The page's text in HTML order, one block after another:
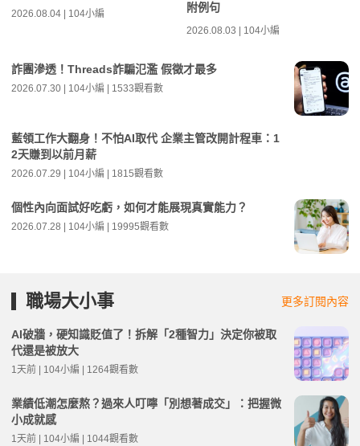
2026.08.04 | 104小編
附例句
2026.08.03 | 104小編
詐團滲透！Threads詐騙氾濫 假徵才最多
2026.07.30 | 104小編 | 1533觀看數
藍領工作大翻身！不怕AI取代 企業主管改開計程車：1
2天賺到以前月薪
2026.07.29 | 104小編 | 1815觀看數
個性內向面試好吃虧，如何才能展現真實能力？
2026.07.28 | 104小編 | 19995觀看數
職場大小事 更多訂閱內容
AI破牆，硬知識貶值了！拆解「2種智力」決定你被取
代還是被放大
1天前 | 104小編 | 1264觀看數
業績低潮怎麼熬？過來人叮嚀「別想著成交」：把握微
小成就感
1天前 | 104小編 | 1044觀看數